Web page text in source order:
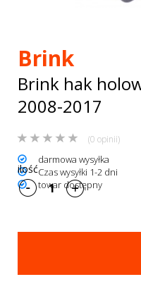
AKCESORIA
SPORTOWE
Przyczepy
samochodowe
Brink
Brink hak
2008-2017
(0 opinii)
darmowa wysyłka
Czas wysyłki 1-2 dni
towar dostępny
ilość